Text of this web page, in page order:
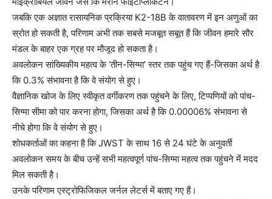
जबकि एक अज्ञात रासायनिक प्रक्रिया K2-18B के वातावरण में इन अणुओं का
स्रोत हो सकती है, परिणाम अभी तक सबसे मजबूत सबूत हैं कि जीवन हमारे सौर
मंडल के बाहर एक ग्रह पर मौजूद हो सकता है।
अवलोकन सांख्यिकीय महत्व के ‘तीन-सिग्मा’ स्तर तक पहुंच गए हैं-जिसका अर्थ है
कि 0.3% संभावना है कि वे संयोग से हुए।
वैज्ञानिक खोज के लिए स्वीकृत वर्गीकरण तक पहुंचने के लिए, टिप्पणियों को पांच-
सिग्मा सीमा को पार करना होगा, जिसका अर्थ है कि 0.00006% संभावना से
नीचे होगा कि वे संयोग से हुए।
शोधकर्ताओं का कहना है कि JWST के साथ 16 से 24 घंटे के अनुवर्ती
अवलोकन समय के बीच उन्हें सभी महत्वपूर्ण पांच-सिग्मा महत्व तक पहुंचने में मदद
मिल सकती है।
उनके परिणाम एस्ट्रोफिजिकल जर्नल लेटर्स में बताए गए हैं।